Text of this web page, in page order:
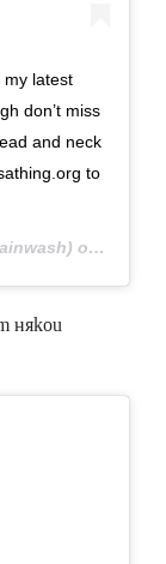
my latest
don’t miss
and neck
to
on
някои